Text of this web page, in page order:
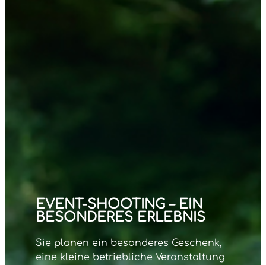
EVENT-SHOOTING – EIN
BESONDERES ERLEBNIS
Sie planen ein besonderes Geschenk,
eine kleine betriebliche Veranstaltung